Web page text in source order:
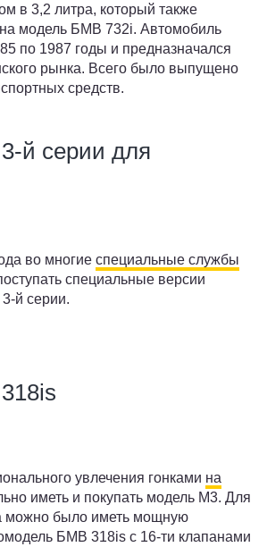
в 3,2 литра, который также
модель БМВ 732i. Автомобиль
по 1987 годы и предназначался
рынка. Всего было выпущено
средств.
й серии для
во многие специальные службы
специальные версии
й серии.
увлечения гонками на
иметь и покупать модель M3. Для
можно было иметь мощную
БМВ 318is с 16-ти клапанами